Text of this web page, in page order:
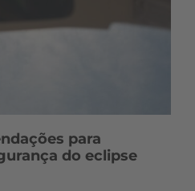
para
do eclipse